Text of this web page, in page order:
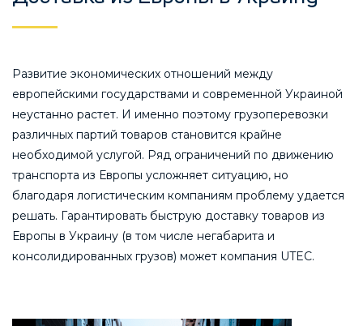
Развитие экономических отношений между
европейскими государствами и современной Украиной
неустанно растет. И именно поэтому грузоперевозки
различных партий товаров становится крайне
необходимой услугой. Ряд ограничений по движению
транспорта из Европы усложняет ситуацию, но
благодаря логистическим компаниям проблему удается
решать. Гарантировать быструю доставку товаров из
Европы в Украину (в том числе негабарита и
консолидированных грузов) может компания UTEC.